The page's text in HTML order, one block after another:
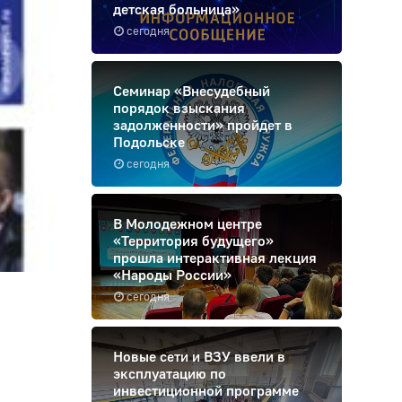
сегодня
детская больница»
сегодня
Семинар «Внесудебный
порядок взыскания
задолженности» пройдет в
Подольске
сегодня
В Молодежном центре
«Территория будущего»
прошла интерактивная лекция
«Народы России»
Новые сети и ВЗУ ввели в
эксплуатацию по
инвестиционной программе